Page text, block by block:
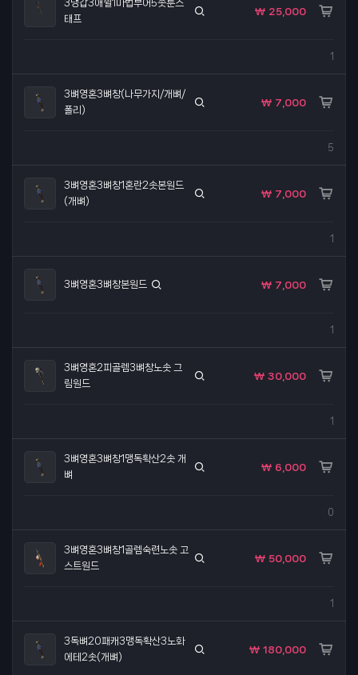
3냉갑3애쉴1마법부어5솟룬스
태프
1
₩ 25,000
3뼈영혼3뼈창(나무가지/개뼈/
폴리)
5
₩ 7,000
3뼈영혼3뼈창1혼란2솟본원드
(개뼈)
1
₩ 7,000
3뼈영혼3뼈창본원드
1
₩ 7,000
3뼈영혼2피골렘3뼈창노솟 그
림원드
1
₩ 30,000
3뼈영혼3뼈창1맹독확산2솟 개
뼈
0
₩ 6,000
3뼈영혼3뼈창1골렘숙련노솟 고
스트원드
1
₩ 50,000
3독뼈20패캐3맹독확산3노화
에테2솟(개뼈)
₩ 180,000